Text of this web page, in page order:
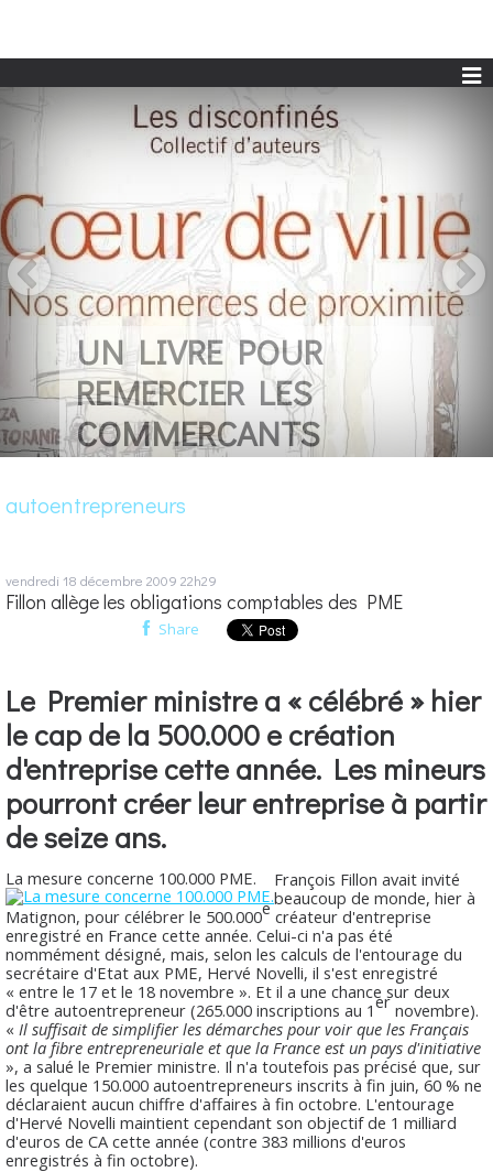
UN LIVRE POUR
REMERCIER LES
COMMERCANTS
autoentrepreneurs
vendredi 18 décembre 2009 22h29
Fillon allège les obligations comptables des PME
Share
Le Premier ministre a « célébré » hier
le cap de la 500.000 e création
d'entreprise cette année. Les mineurs
pourront créer leur entreprise à partir
de seize ans.
La mesure concerne 100.000 PME.
François Fillon avait invité
beaucoup de monde, hier à
Matignon, pour célébrer le 500.000e créateur d'entreprise
enregistré en France cette année. Celui-ci n'a pas été
nommément désigné, mais, selon les calculs de l'entourage du
secrétaire d'Etat aux PME, Hervé Novelli, il s'est enregistré
« entre le 17 et le 18 novembre ». Et il a une chance sur deux
d'être autoentrepreneur (265.000 inscriptions au 1er novembre).
« Il suffisait de simplifier les démarches pour voir que les Français
ont la fibre entrepreneuriale et que la France est un pays d'initiative
», a salué le Premier ministre. Il n'a toutefois pas précisé que, sur
les quelque 150.000 autoentrepreneurs inscrits à fin juin, 60 % ne
déclaraient aucun chiffre d'affaires à fin octobre. L'entourage
d'Hervé Novelli maintient cependant son objectif de 1 milliard
d'euros de CA cette année (contre 383 millions d'euros
enregistrés à fin octobre).